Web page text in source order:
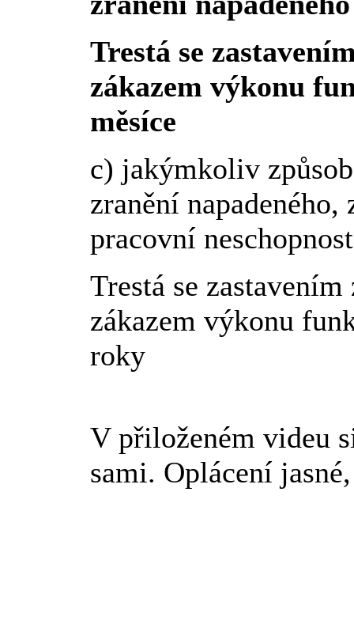
Trestá se
zákazem výkonu
měsíce
c) jakýmkoliv
zranění
pracovní
Trestá se
zákazem výkonu
roky
V přiloženém videu
sami. Oplácení